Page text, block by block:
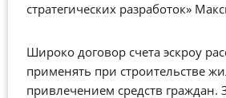
стратегических разработок»
Широко договор счета эскроу
применять при строительстве
привлечением средств граждан.